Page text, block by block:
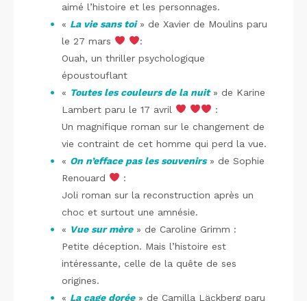
aimé l’histoire et les personnages.
« La vie sans toi» de Xavier de Moulins paru
le 27 mars
:
Ouah, un thriller psychologique
époustouflant
« Toutes les couleurs de la nuit» de Karine
Lambert paru le 17 avril
:
Un magnifique roman sur le changement de
vie contraint de cet homme qui perd la vue.
« On n’efface pas les souvenirs» de Sophie
Renouard
:
Joli roman sur la reconstruction après un
choc et surtout une amnésie.
« Vue sur mère» de Caroline Grimm :
Petite déception. Mais l’histoire est
intéressante, celle de la quête de ses
origines.
« La cage dorée» de Camilla Läckberg paru